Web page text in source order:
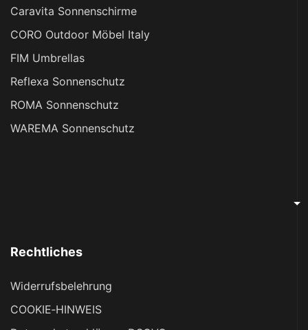
Caravita Sonnenschirme
CORO Outdoor Möbel Italy
FIM Umbrellas
Reflexa Sonnenschutz
ROMA Sonnenschutz
WAREMA Sonnenschutz
Rechtliches
Widerrufsbelehrung
COOKIE‑HINWEIS